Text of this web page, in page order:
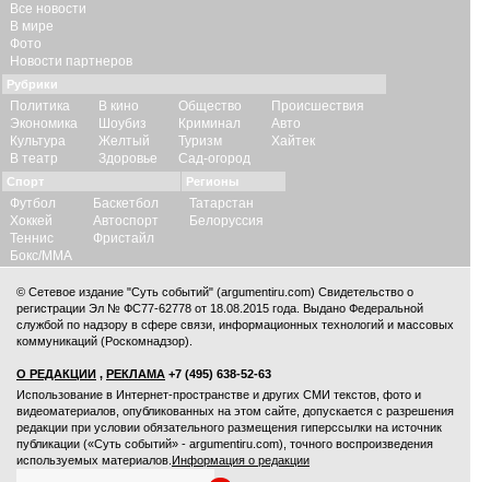
Все новости
В мире
Фото
Новости партнеров
Рубрики
Политика
Экономика
Культура
В театр
В кино
Шоубиз
Желтый
Здоровье
Общество
Криминал
Туризм
Сад-огород
Происшествия
Авто
Хайтек
Спорт
Футбол
Хоккей
Теннис
Бокс/ММА
Баскетбол
Автоспорт
Фристайл
Регионы
Татарстан
Белоруссия
© Сетевое издание "Суть событий" (argumentiru.com) Свидетельство о
регистрации Эл № ФС77-62778 от 18.08.2015 года. Выдано Федеральной
службой по надзору в сфере связи, информационных технологий и массовых
коммуникаций (Роскомнадзор).
О РЕДАКЦИИ , РЕКЛАМА +7 (495) 638-52-63
Использование в Интернет-пространстве и других СМИ текстов, фото и
видеоматериалов, опубликованных на этом сайте, допускается с разрешения
редакции при условии обязательного размещения гиперссылки на источник
публикации («Суть событий» - argumentiru.com), точного воспроизведения
используемых материалов. Информация о редакции